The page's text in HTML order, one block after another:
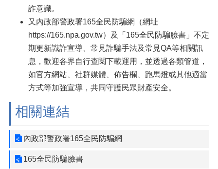
詐意識。
又內政部警政署165全民防騙網（網址
https://165.npa.gov.tw）及「165全民防騙臉書」不定
期更新識詐宣導、常見詐騙手法及常見QA等相關訊
息，歡迎各界自行查閱下載運用，並透過各類管道，
如官方網站、社群媒體、佈告欄、跑馬燈或其他適當
方式等加強宣導，共同守護民眾財產安全。
相關連結
內政部警政署165全民防騙網
165全民防騙臉書